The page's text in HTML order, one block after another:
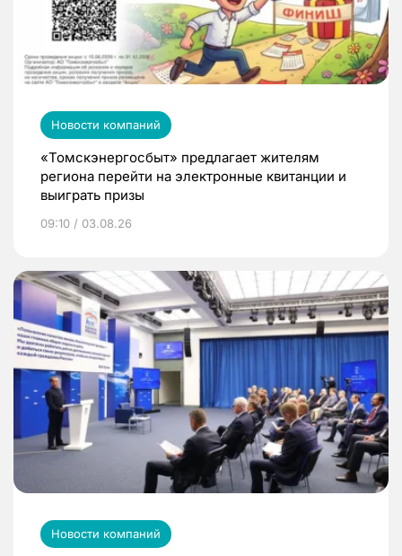
Новости компаний
«Томскэнергосбыт» предлагает жителям
региона перейти на электронные квитанции и
выиграть призы
09:10 / 03.08.26
Новости компаний